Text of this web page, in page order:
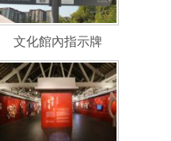
文化館內指示牌